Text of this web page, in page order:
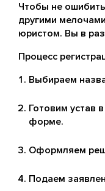
Чтобы не
другими
юристом. Вы в
Процесс
Выбираем
Готовим устав
форме.
Оформляем
Подаем